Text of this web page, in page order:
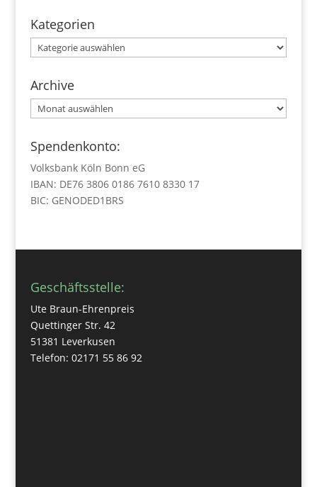
Kategorien
Kategorien
Archive
Archive
Spendenkonto:
Volksbank Köln Bonn eG
IBAN: DE76 3806 0186 7610 8330 17
BIC: GENODED1BRS
Geschäftsstelle:
Ute Braun-Ehrenpreis
Quettinger Str. 42
51381 Leverkusen
Telefon: 02171 55 86 92